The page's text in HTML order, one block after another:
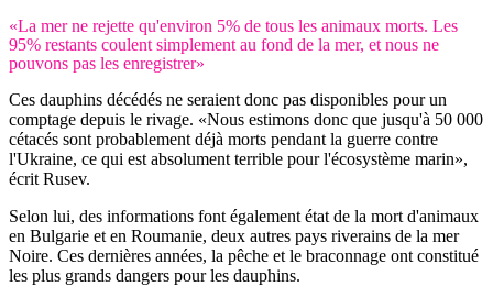
«La mer ne rejette qu'environ 5% de tous les animaux morts. Les
95% restants coulent simplement au fond de la mer, et nous ne
pouvons pas les enregistrer»
Ces dauphins décédés ne seraient donc pas disponibles pour un
comptage depuis le rivage. «Nous estimons donc que jusqu'à 50 000
cétacés sont probablement déjà morts pendant la guerre contre
l'Ukraine, ce qui est absolument terrible pour l'écosystème marin»,
écrit Rusev.
Selon lui, des informations font également état de la mort d'animaux
en Bulgarie et en Roumanie, deux autres pays riverains de la mer
Noire. Ces dernières années, la pêche et le braconnage ont constitué
les plus grands dangers pour les dauphins.